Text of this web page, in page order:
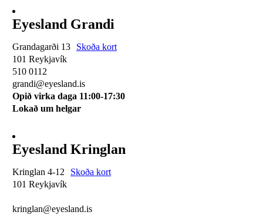
Eyesland Grandi
Grandagarði 13
Skoða kort
101 Reykjavík
510 0112
grandi@eyesland.is
Opið virka daga 11:00-17:30
Lokað um helgar
Eyesland Kringlan
Kringlan 4-12
Skoða kort
101 Reykjavík
kringlan@eyesland.is